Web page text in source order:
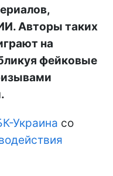
Авторы таких
на
фейковые
Украина со